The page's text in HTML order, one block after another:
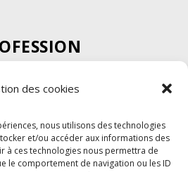
des cookies
nous utilisons des technologies
et/ou accéder aux informations des
à ces technologies nous permettra de
le comportement de navigation ou les ID